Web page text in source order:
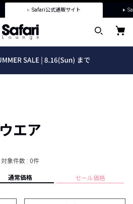
Safari公式通販サイト
ウエア
対象件数 : 0件
通常価格 セール価格